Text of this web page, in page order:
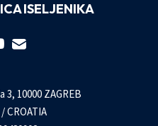
ISELJENIKA
3, 10000 ZAGREB
CROATIA